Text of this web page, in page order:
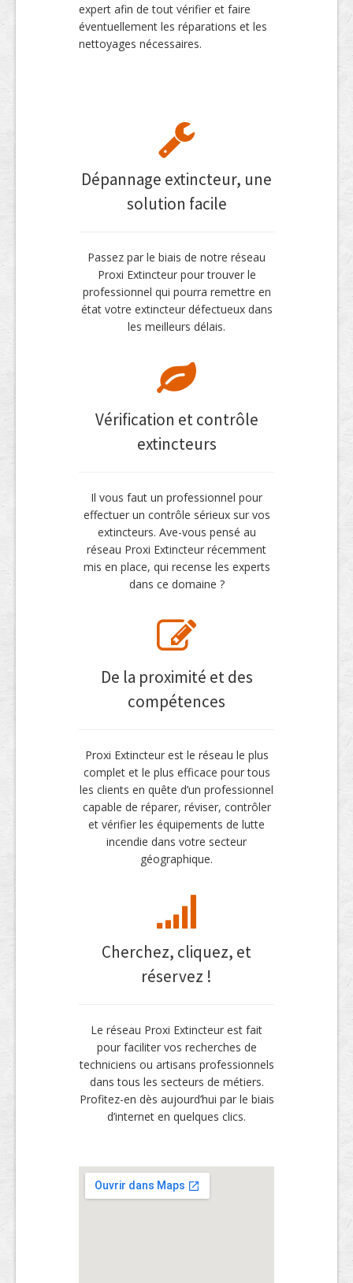
expert afin de tout vérifier et faire
éventuellement les réparations et les
nettoyages nécessaires.
Dépannage extincteur, une
solution facile
Passez par le biais de notre réseau
Proxi Extincteur pour trouver le
professionnel qui pourra remettre en
état votre extincteur défectueux dans
les meilleurs délais.
Vérification et contrôle
extincteurs
Il vous faut un professionnel pour
effectuer un contrôle sérieux sur vos
extincteurs. Ave-vous pensé au
réseau Proxi Extincteur récemment
mis en place, qui recense les experts
dans ce domaine ?
De la proximité et des
compétences
Proxi Extincteur est le réseau le plus
complet et le plus efficace pour tous
les clients en quête d’un professionnel
capable de réparer, réviser, contrôler
et vérifier les équipements de lutte
incendie dans votre secteur
géographique.
Cherchez, cliquez, et
réservez !
Le réseau Proxi Extincteur est fait
pour faciliter vos recherches de
techniciens ou artisans professionnels
dans tous les secteurs de métiers.
Profitez-en dès aujourd’hui par le biais
d’internet en quelques clics.